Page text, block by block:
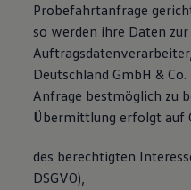
Probefahrtanfrage
so werden ihre Daten
Deutschland GmbH &
Anfrage bestmöglich zu
Übermittlung erfolgt auf
des berechtigten
DSGVO),